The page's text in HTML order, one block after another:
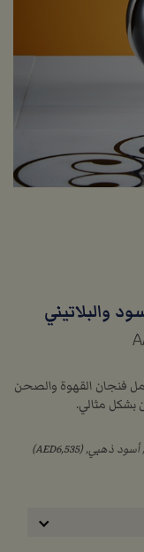
والبلاتيني
فنجان القهوة والصحن
مثالي.